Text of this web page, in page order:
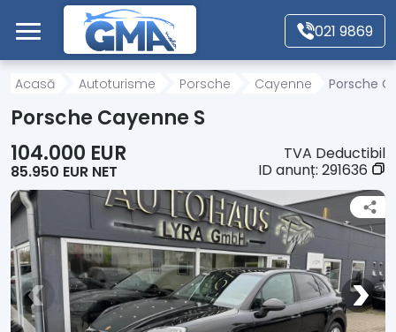
Mergi direct la conținutul principal
021 9869
Acasă
Motociclete
Autoutilitare
Alte tipuri vehicule
Acasă Autoturisme Porsche Cayenne Porsche
Porsche Cayenne S
104.000 EUR
85.950 EUR NET
TVA Deductibil
ID anunț: 291636